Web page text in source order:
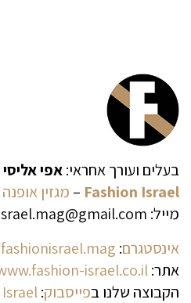
בעלים ועורך אחראי:אפי אליסי
Fashion Israel
– מגזיןאופנה
מייל: fashionisrael.mag@gmail.com
אינסטגרם:
fashionisrael.mag
אתר:israel.co.il/
הקבוצה שלנו בפייסבוק: